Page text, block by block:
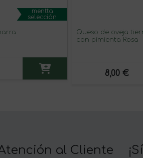
mentta
selección
Queso de oveja tierno SIN
con pimienta Rosa
8,00 €
al Cliente